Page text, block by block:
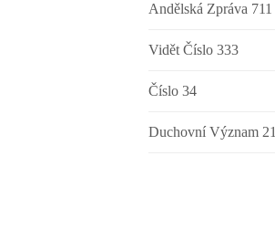
Andělská Zpráva 711
Vidět Číslo 333
Číslo 34
Duchovní Význam 21